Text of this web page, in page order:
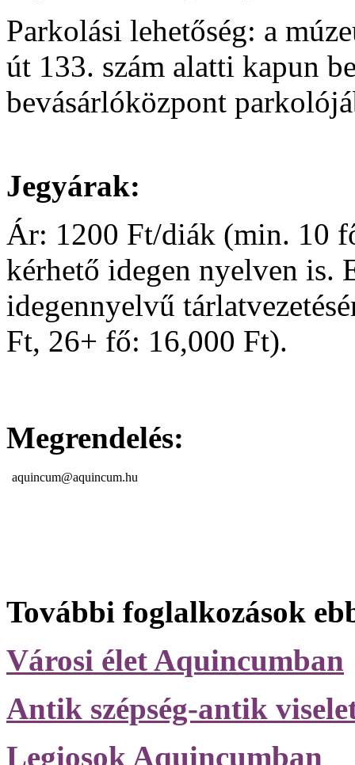
Parkolási lehetőség: a
út 133. szám alatti kapun
bevásárlóközpont
Jegyárak:
Ár: 1200 Ft/diák (min. 10
kérhető idegen nyelven is.
idegennyelvű
Ft, 26+ fő: 16,000 Ft).
Megrendelés:
aquincum@aquincum.hu
További foglalkozások
Városi élet Aquincumban
Antik szépség-antik
Legiosok Aquincumban